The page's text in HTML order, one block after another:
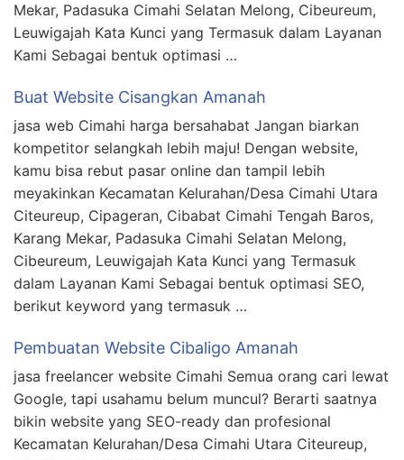
Mekar, Padasuka Cimahi Selatan Melong, Cibeureum,
Leuwigajah Kata Kunci yang Termasuk dalam Layanan
Kami Sebagai bentuk optimasi …
Buat Website Cisangkan Amanah
jasa web Cimahi harga bersahabat Jangan biarkan
kompetitor selangkah lebih maju! Dengan website,
kamu bisa rebut pasar online dan tampil lebih
meyakinkan Kecamatan Kelurahan/Desa Cimahi Utara
Citeureup, Cipageran, Cibabat Cimahi Tengah Baros,
Karang Mekar, Padasuka Cimahi Selatan Melong,
Cibeureum, Leuwigajah Kata Kunci yang Termasuk
dalam Layanan Kami Sebagai bentuk optimasi SEO,
berikut keyword yang termasuk …
Pembuatan Website Cibaligo Amanah
jasa freelancer website Cimahi Semua orang cari lewat
Google, tapi usahamu belum muncul? Berarti saatnya
bikin website yang SEO-ready dan profesional
Kecamatan Kelurahan/Desa Cimahi Utara Citeureup,